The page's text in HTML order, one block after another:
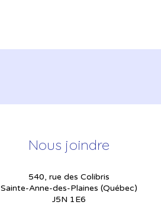
Nous joindre
540, rue des Colibris
Sainte-Anne-des-Plaines (Québec)
J5N 1E6